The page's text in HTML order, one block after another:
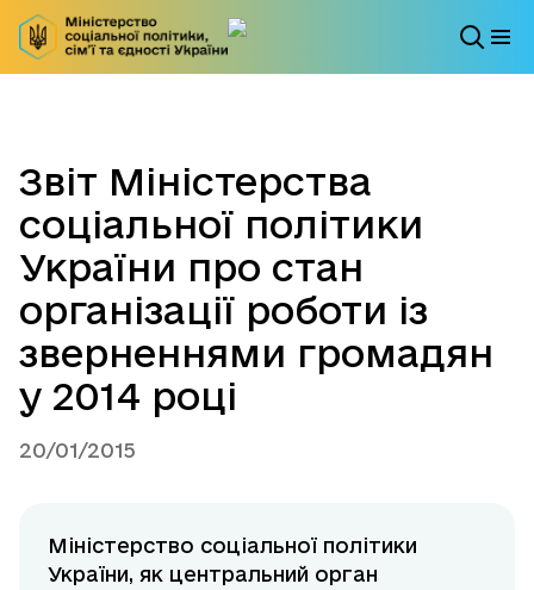
Звіт Міністерства
соціальної політики
України про стан
організації роботи із
зверненнями громадян
у 2014 році
20/01/2015
Міністерство соціальної політики
України, як центральний орган